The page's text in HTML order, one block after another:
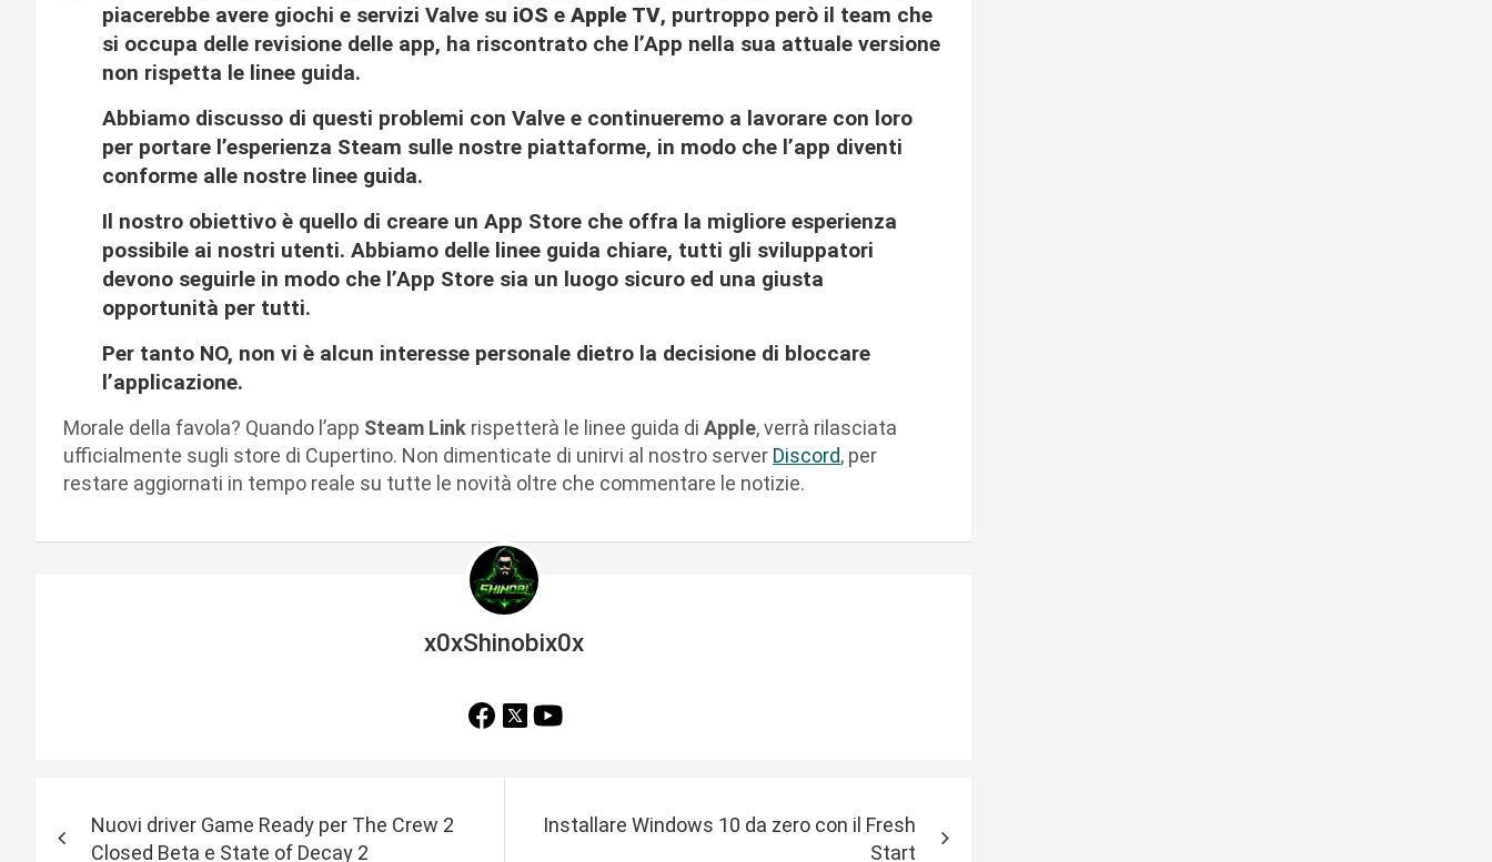
piacerebbe avere giochi e servizi Valve su iOS e Apple TV, purtroppo però il team che
si occupa delle revisione delle app, ha riscontrato che l’App nella sua attuale versione
non rispetta le linee guida.
Abbiamo discusso di questi problemi con Valve e continueremo a lavorare con loro
per portare l’esperienza Steam sulle nostre piattaforme, in modo che l’app diventi
conforme alle nostre linee guida.
Il nostro obiettivo è quello di creare un App Store che offra la migliore esperienza
possibile ai nostri utenti. Abbiamo delle linee guida chiare, tutti gli sviluppatori
devono seguirle in modo che l’App Store sia un luogo sicuro ed una giusta
opportunità per tutti.
Per tanto NO, non vi è alcun interesse personale dietro la decisione di bloccare
l’applicazione.
Morale della favola? Quando l’app Steam Link rispetterà le linee guida di Apple, verrà rilasciata
ufficialmente sugli store di Cupertino. Non dimenticate di unirvi al nostro server Discord, per
restare aggiornati in tempo reale su tutte le novità oltre che commentare le notizie.
x0xShinobix0x
Nuovi driver Game Ready per The Crew 2
Closed Beta e State of Decay 2
Installare Windows 10 da zero con il Fresh
Start